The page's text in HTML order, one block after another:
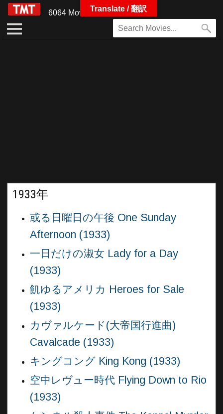
6064 Movies
1933年
或る日曜日の午後 One Sunday
Afternoon (1933)
一日だけの淑女 Lady for a Day
(1933)
飢ゆるアメリカ Heroes for Sale
(1933)
カヴァルケード(大帝国行進曲)
Cavalcade (1933)
キングコング King Kong (1933)
空中レヴュー時代 Flying Down to Rio
(1933)
Translate / 翻訳